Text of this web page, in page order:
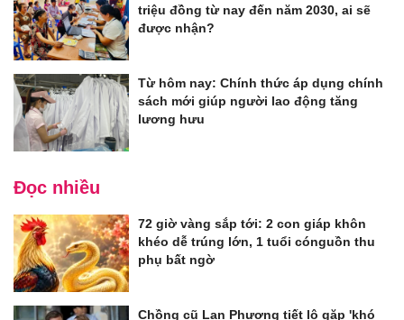
triệu đồng từ nay đến năm 2030, ai sẽ
được nhận?
Từ hôm nay: Chính thức áp dụng chính
sách mới giúp người lao động tăng
lương hưu
Đọc nhiều
72 giờ vàng sắp tới: 2 con giáp khôn
khéo dễ trúng lớn, 1 tuổi cónguồn thu
phụ bất ngờ
Chồng cũ Lan Phương tiết lộ gặp 'khó